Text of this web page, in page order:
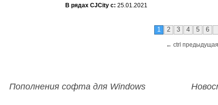
В рядах CJCity с: 25.01.2021
1 2 3 4 5 6
← ctrl
Пополнения софта для Windows